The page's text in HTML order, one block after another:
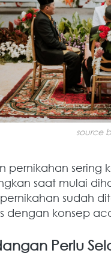
source
pernikahan sering
saat mulai
sudah
dengan konsep
Perlu